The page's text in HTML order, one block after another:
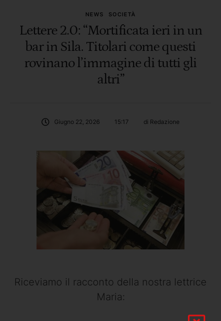
NEWS SOCIETÀ
Lettere 2.0: “Mortificata ieri in un
bar in Sila. Titolari come questi
rovinano l’immagine di tutti gli
altri”
Giugno 22, 2026 15:17 di Redazione
Riceviamo il racconto della nostra lettrice
Maria: